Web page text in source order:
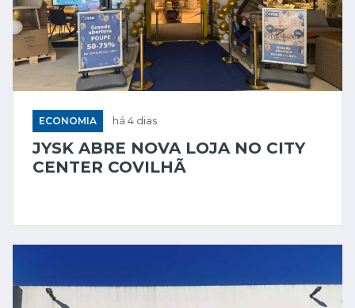
ECONOMIA há 4 dias
JYSK ABRE NOVA LOJA NO CITY
CENTER COVILHÃ